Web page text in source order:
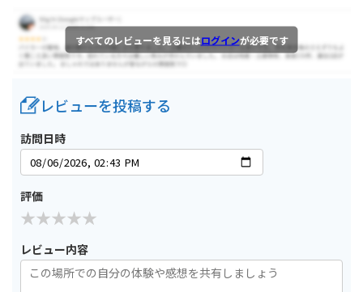
すべてのレビューを見るにはログインが必要です
レビューを投稿する
訪問日時
評価
レビュー内容